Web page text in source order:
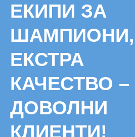
ЕКИПИ ЗА
ШАМПИОНИ,
ЕКСТРА
КАЧЕСТВО –
ДОВОЛНИ
КЛИЕНТИ!